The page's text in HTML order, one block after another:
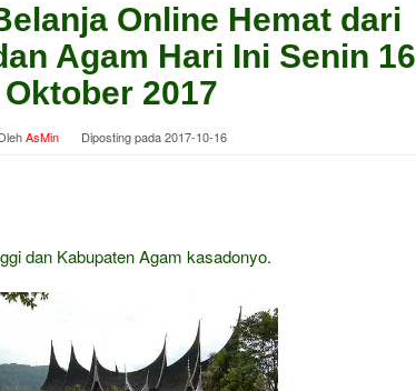
Online Hemat dari
Agam Hari Ini Senin 16
Oktober 2017
AsMin Diposting pada2017-10-16
dan Kabupaten Agam kasadonyo.